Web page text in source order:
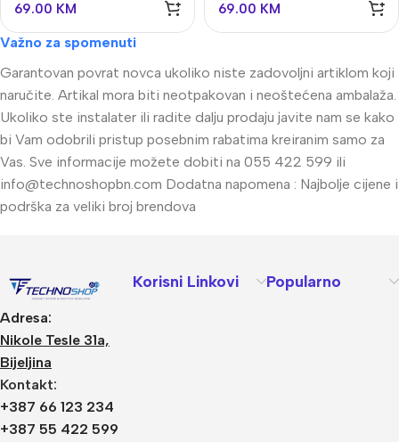
69.00 KM 69.00 KM
Važno za spomenuti
Garantovan povrat novca ukoliko niste zadovoljni artiklom koji
naručite. Artikal mora biti neotpakovan i neoštećena ambalaža.
Ukoliko ste instalater ili radite dalju prodaju javite nam se kako
bi Vam odobrili pristup posebnim rabatima kreiranim samo za
Vas. Sve informacije možete dobiti na 055 422 599 ili
info@technoshopbn.com Dodatna napomena : Najbolje cijene i
podrška za veliki broj brendova
Adresa:
Nikole Tesle 31a,
Bijeljina
Kontakt:
+387 66 123 234
+387 55 422 599
Korisni Linkovi Popularno